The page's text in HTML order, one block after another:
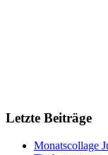
Letzte Beiträge
Monatscollage